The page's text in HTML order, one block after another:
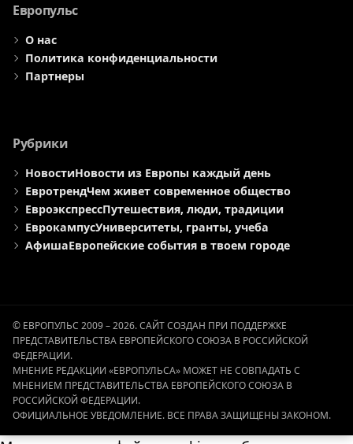
Европульс
О нас
Политика конфиденциальности
Партнеры
Рубрики
НовостиНовости из Европы каждый день
ЕвротрендЧем живет современное общество
ЕвроэкспрессПутешествия, люди, традиции
ЕврокампусУниверситеты, гранты, учеба
АфишаЕвропейские события в твоем городе
© ЕВРОПУЛЬС 2009 – 2026. САЙТ СОЗДАН ПРИ ПОДДЕРЖКЕ
ПРЕДСТАВИТЕЛЬСТВА ЕВРОПЕЙСКОГО СОЮЗА В РОССИЙСКОЙ
ФЕДЕРАЦИИ.
МНЕНИЕ РЕДАКЦИИ «ЕВРОПУЛЬСА» МОЖЕТ НЕ СОВПАДАТЬ С
МНЕНИЕМ ПРЕДСТАВИТЕЛЬСТВА ЕВРОПЕЙСКОГО СОЮЗА В
РОССИЙСКОЙ ФЕДЕРАЦИИ.
ОФИЦИАЛЬНОЕ УВЕДОМЛЕНИЕ. ВСЕ ПРАВА ЗАЩИЩЕНЫ ЗАКОНОМ.